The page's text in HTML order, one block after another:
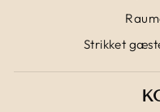
Strikket